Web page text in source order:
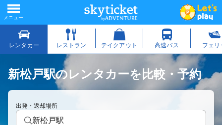
新松戸駅のレンタカーを比較・予約
出発・返却場所
新松戸駅